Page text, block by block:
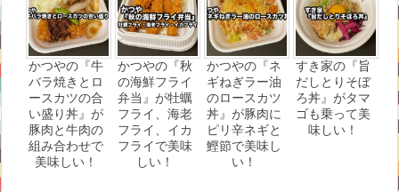
かつやの『牛
バラ焼きとロ
ースカツの合
い盛り丼』が
豚肉と牛肉の
組み合わせで
美味しい！
かつやの『秋
の海鮮フライ
弁当』が牡蠣
フライ、海老
フライ、イカ
フライで美味
しい！
かつやの『ネ
ギねぎラー油
のロースカツ
丼』が豚肉に
ピリ辛ネギと
鰹節で美味し
い！
すき家の『旨
だしとりそぼ
ろ丼』がタマ
ゴも乗って美
味しい！